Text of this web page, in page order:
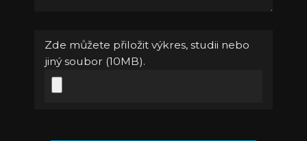
Zde můžete přiložit výkres, studii nebo
jiný soubor (10MB).